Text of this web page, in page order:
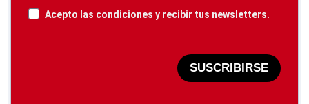
Acepto las condiciones y recibir tus newsletters.
SUSCRIBIRSE